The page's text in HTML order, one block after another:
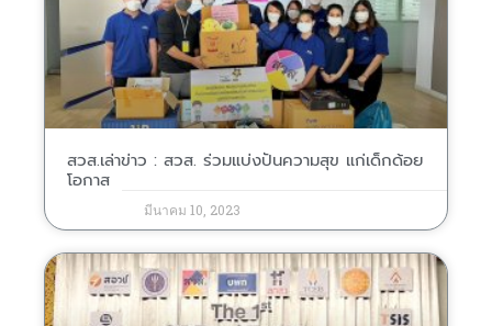
สวส.เล่าข่าว : สวส. ร่วมแบ่งปันความสุข แก่เด็กด้อย
โอกาส
มีนาคม 10, 2023